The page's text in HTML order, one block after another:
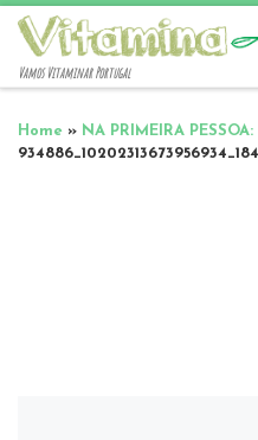
Vamos Vitaminar Portugal
Home » NA PRIMEIRA